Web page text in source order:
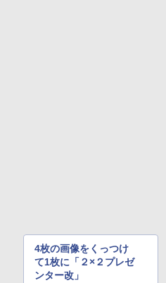
4枚の画像をくっつけ
て1枚に「２×２プレゼ
ンター改」